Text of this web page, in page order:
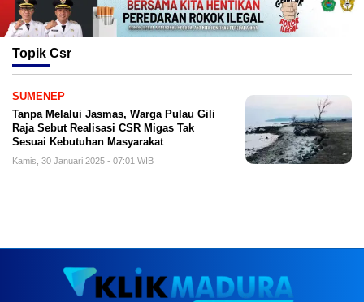
Topik Csr
SUMENEP
Tanpa Melalui Jasmas, Warga Pulau Gili
Raja Sebut Realisasi CSR Migas Tak
Sesuai Kebutuhan Masyarakat
Kamis, 30 Januari 2025 - 07:01 WIB